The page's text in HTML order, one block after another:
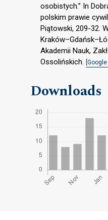
osobistych.” In
polskim prawie
Piątowski, 209-32.
Akademii Nauk,
Ossolińskich.
Downloads